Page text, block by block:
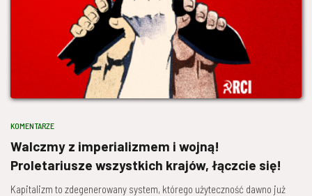
KOMENTARZE
Walczmy z imperializmem i wojną!
Proletariusze wszystkich krajów, łączcie się!
Kapitalizm to zdegenerowany system, którego użyteczność dawno już